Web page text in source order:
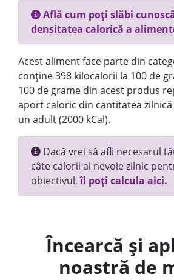
Află cum poți slăbi
densitatea calorică a
Acest aliment face parte din
conține 398 kilocalorii la 100 de
100 de grame din acest produs
aport caloric din cantitatea
un adult (2000 kCal).
Dacă vrei să afli necesarul
câte calorii ai nevoie zilnic
obiectivul,îl poți calcula aici.
Încearcă și
noastră de